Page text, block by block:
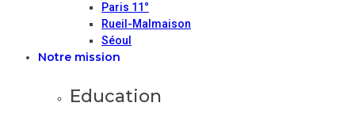
Paris 11°
Rueil-Malmaison
Séoul
Notre mission
Education